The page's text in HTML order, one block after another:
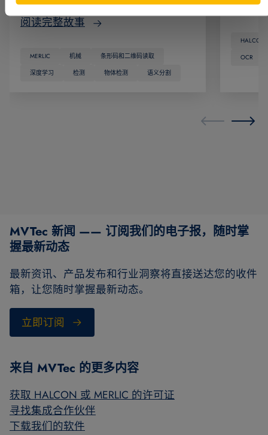
阅读完整故事
MERLIC 机械
条形码和二维码读取
深度学习
检测 物体检测 语义分割
阅读完
HALCON
OCR
MVTec 新闻 —— 订阅我们的电子报，随时掌
握最新动态
最新资讯、产品发布和行业洞察将直接送达您的收件
箱，让您随时掌握最新动态。
立即订阅
来自 MVTec 的更多内容
获取 HALCON 或 MERLIC 的许可证
寻找集成合作伙伴
下载我们的软件